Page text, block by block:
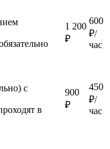
1 200
₽
600
₽/
час
с
в
900
₽
450
₽/
час